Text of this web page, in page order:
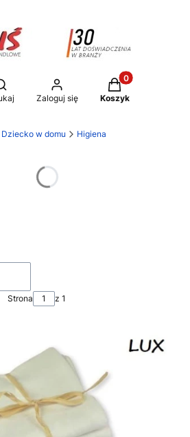
Otwórz wyszukiwarkę
Zaloguj się
Produkty w
Koszyk
Dziecko w domu Higiena
Strona z 1